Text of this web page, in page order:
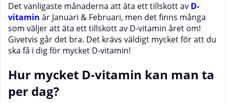
Det vanligaste månaderna att äta ett tillskott av D-
vitamin är Januari & Februari, men det finns många
som väljer att äta ett tillskott av D-vitamin året om!
Givetvis går det bra. Det krävs väldigt mycket för att du
ska få i dig för mycket D-vitamin!
Hur mycket D-vitamin kan man ta
per dag?